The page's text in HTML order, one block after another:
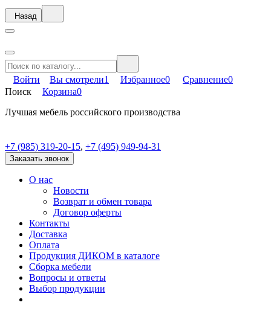
Назад
Войти Вы смотрели1 Избранное0 Сравнение0
Поиск
Корзина0
Лучшая мебель российского производства
+7 (985) 319-20-15, +7 (495) 949-94-31
Заказать звонок
О нас
Новости
Возврат и обмен товара
Договор оферты
Контакты
Доставка
Оплата
Продукция ДИКОМ в каталоге
Сборка мебели
Вопросы и ответы
Выбор продукции